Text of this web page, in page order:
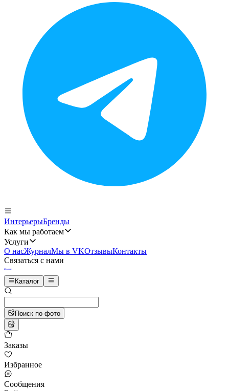
ИнтерьерыБренды
Как мы работаем
Услуги
О насЖурналМы в VKОтзывыКонтакты
Связаться с нами
Каталог
Поиск по фото
Заказы
Избранное
Сообщения